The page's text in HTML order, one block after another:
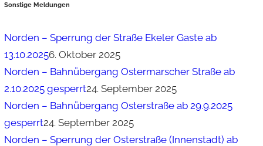
Sonstige Meldungen
Norden – Sperrung der Straße Ekeler Gaste ab
13.10.20256. Oktober 2025
Norden – Bahnübergang Ostermarscher Straße ab
2.10.2025 gesperrt24. September 2025
Norden – Bahnübergang Osterstraße ab 29.9.2025
gesperrt24. September 2025
Norden – Sperrung der Osterstraße (Innenstadt) ab